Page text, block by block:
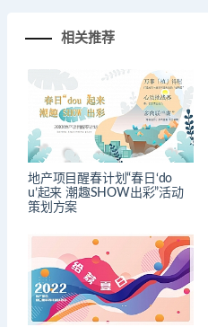
相关推荐
地产项目醒春计划“春日‘do
u’起来 潮趣SHOW出彩”活动
策划方案